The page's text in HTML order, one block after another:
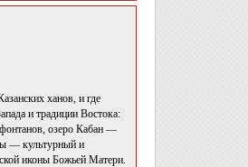
ханов, и где
и традиции Востока:
озеро Кабан —
— культурный и
иконы Божьей Матери.